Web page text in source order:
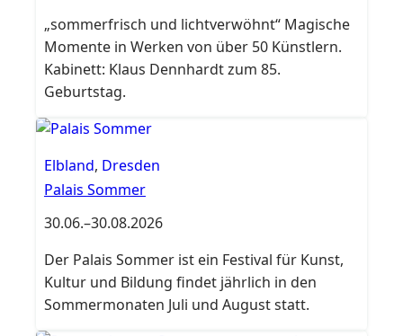
„sommerfrisch und lichtverwöhnt“ Magische
Momente in Werken von über 50 Künstlern.
Kabinett: Klaus Dennhardt zum 85.
Geburtstag.
Elbland, Dresden
Palais Sommer
30.06.–30.08.2026
Der Palais Sommer ist ein Festival für Kunst,
Kultur und Bildung findet jährlich in den
Sommermonaten Juli und August statt.